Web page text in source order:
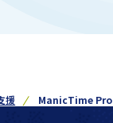
援 ManicTime Pro